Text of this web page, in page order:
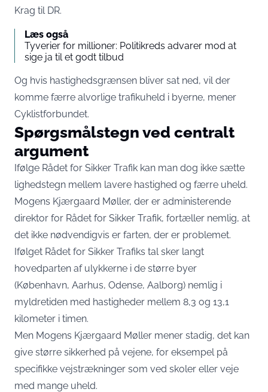
Krag til DR.
Læs også
Tyverier for millioner: Politikreds advarer mod at
sige ja til et godt tilbud
Og hvis hastighedsgrænsen bliver sat ned, vil der
komme færre alvorlige trafikuheld i byerne, mener
Cyklistforbundet.
Spørgsmålstegn ved centralt
argument
Ifølge Rådet for Sikker Trafik kan man dog ikke sætte
lighedstegn mellem lavere hastighed og færre uheld.
Mogens Kjærgaard Møller, der er administerende
direktor for Rådet for Sikker Trafik, fortæller nemlig, at
det ikke nødvendigvis er farten, der er problemet.
Ifølget Rådet for Sikker Trafiks tal sker langt
hovedparten af ulykkerne i de større byer
(København, Aarhus, Odense, Aalborg) nemlig i
myldretiden med hastigheder mellem 8,3 og 13,1
kilometer i timen.
Men Mogens Kjærgaard Møller mener stadig, det kan
give større sikkerhed på vejene, for eksempel på
specifikke vejstrækninger som ved skoler eller veje
med mange uheld.